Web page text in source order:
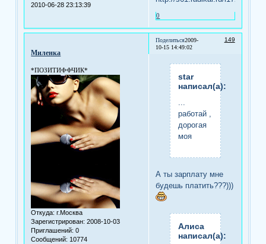
2010-06-28 23:13:39
0
Поделиться 149
2009-
10-15 14:49:02
Миленка
*ПОЗИТИФФЧИК*
Откуда: г.Москва
Зарегистрирован: 2008-10-03
Приглашений: 0
Сообщений: 10774
star
написал(а):
работай ,
дорогая
моя
А ты зарплату мне
будешь платить???)))
Алиса
написал(а):